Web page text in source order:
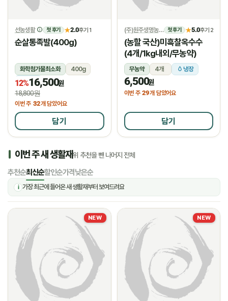
선농생활 첫 후기 ★2.0후기 1
순살통족발(400g)
화학첨가물최소화
400g
냉장
12%16,500원
18,800원
이번 주 32개 담았어요
담기
(주)원주생명농업 첫 후기 ★5.0후기 2
(농할 국산)미흑찰옥수수
(4개/1kg내외/무농약)
무농약 4개 냉장
6,500원
이번 주 29개 담았어요
담기
이번 주 새 생활재위 추천을 뺀 나머지 전체
추천순최신순할인순가격낮은순
i 가장 최근에 들어온 새 생활재부터 보여드려요
NEW NEW